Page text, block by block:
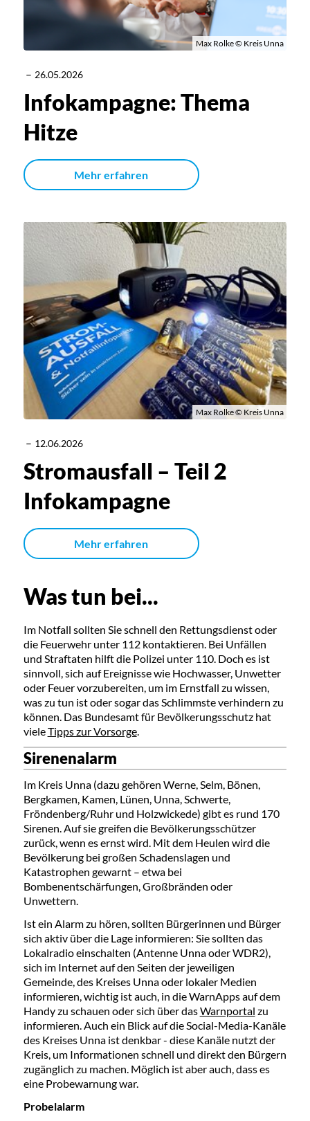
Max Rolke © Kreis Unna
– 26.05.2026
Infokampagne: Thema
Hitze
Mehr erfahren
Max Rolke © Kreis Unna
– 12.06.2026
Stromausfall – Teil 2
Infokampagne
Mehr erfahren
Was tun bei...
Im Notfall sollten Sie schnell den Rettungsdienst oder
die Feuerwehr unter 112 kontaktieren. Bei Unfällen
und Straftaten hilft die Polizei unter 110. Doch es ist
sinnvoll, sich auf Ereignisse wie Hochwasser, Unwetter
oder Feuer vorzubereiten, um im Ernstfall zu wissen,
was zu tun ist oder sogar das Schlimmste verhindern zu
können. Das Bundesamt für Bevölkerungsschutz hat
vieleTipps zur Vorsorge.
Sirenenalarm
Im Kreis Unna (dazu gehören Werne, Selm, Bönen,
Bergkamen, Kamen, Lünen, Unna, Schwerte,
Fröndenberg/Ruhr und Holzwickede) gibt es rund 170
Sirenen. Auf sie greifen die Bevölkerungsschützer
zurück, wenn es ernst wird. Mit dem Heulen wird die
Bevölkerung bei großen Schadenslagen und
Katastrophen gewarnt – etwa bei
Bombenentschärfungen, Großbränden oder
Unwettern.
Ist ein Alarm zu hören, sollten Bürgerinnen und Bürger
sich aktiv über die Lage informieren: Sie sollten das
Lokalradio einschalten (Antenne Unna oder WDR2),
sich im Internet auf den Seiten der jeweiligen
Gemeinde, des Kreises Unna oder lokaler Medien
informieren, wichtig ist auch, in die WarnApps auf dem
Handy zu schauen oder sich über dasWarnportal zu
informieren. Auch ein Blick auf die Social-Media-Kanäle
des Kreises Unna ist denkbar - diese Kanäle nutzt der
Kreis, um Informationen schnell und direkt den Bürgern
zugänglich zu machen. Möglich ist aber auch, dass es
eine Probewarnung war.
Probelalarm